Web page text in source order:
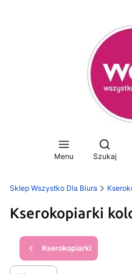
Menu Szukaj
Sklep Wszystko Dla Biura
Kserokopiarki
Kserokopiarki